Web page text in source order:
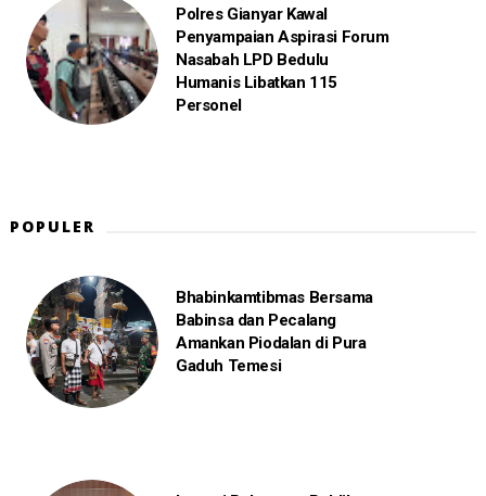
Polres Gianyar Kawal
Penyampaian Aspirasi Forum
Nasabah LPD Bedulu
Humanis Libatkan 115
Personel
POPULER
Bhabinkamtibmas Bersama
Babinsa dan Pecalang
Amankan Piodalan di Pura
Gaduh Temesi